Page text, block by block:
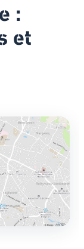
:
et